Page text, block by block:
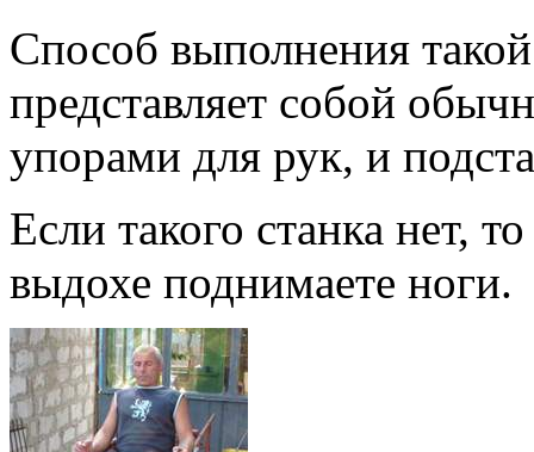
Способ выполнения
представляет собой
упорами для рук, и
Если такого станка нет,
выдохе поднимаете ноги.